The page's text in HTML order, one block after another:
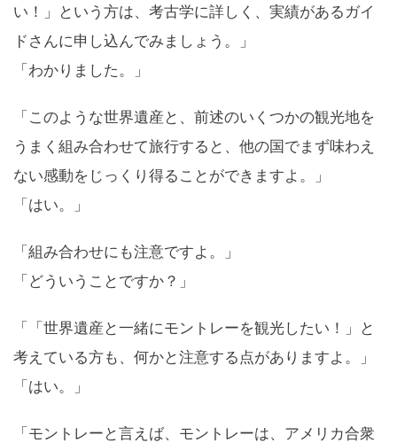
い！」という方は、考古学に詳しく、実績があるガイ
ドさんに申し込んでみましょう。」
「わかりました。」
「このような世界遺産と、前述のいくつかの観光地を
うまく組み合わせて旅行すると、他の国でまず味わえ
ない感動をじっくり得ることができますよ。」
「はい。」
「組み合わせにも注意ですよ。」
「どういうことですか？」
「「世界遺産と一緒にモントレーを観光したい！」と
考えている方も、何かと注意する点がありますよ。」
「はい。」
「モントレーと言えば、モントレーは、アメリカ合衆